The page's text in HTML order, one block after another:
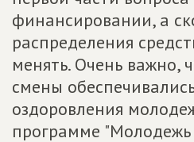
финансировании, а
распределения
менять. Очень важно,
смены
оздоровления
программе "Молодежь